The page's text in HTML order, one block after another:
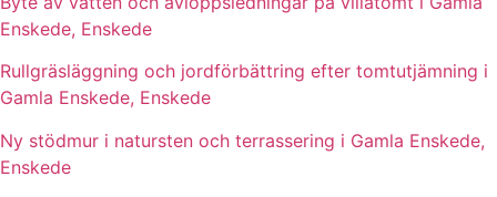
Enskede, Enskede
Rullgräsläggning och jordförbättring efter tomtutjämning i
Gamla Enskede, Enskede
Ny stödmur i natursten och terrassering i Gamla Enskede,
Enskede